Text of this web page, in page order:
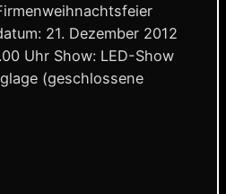
21. Dezember 2012
Uhr Show: LED-Show
(geschlossene